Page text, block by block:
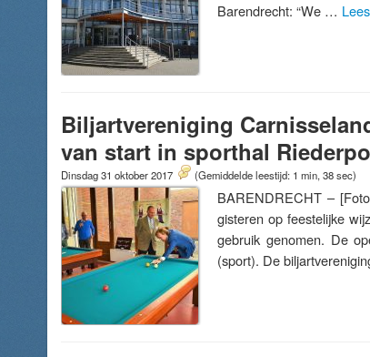
Barendrecht: “We …
Biljartvereniging
van start in sporthal
Dinsdag 31 oktober 2017 (Gemiddelde leestijd: 1 min, 38 sec)
BARENDRECHT –
gisteren op feestelijke
gebruik genomen. De
(sport). De